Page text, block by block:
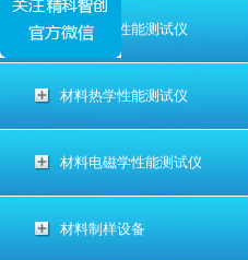
材料电学性能测试仪
材料热学性能测试仪
材料电磁学性能测试仪
材料制样设备